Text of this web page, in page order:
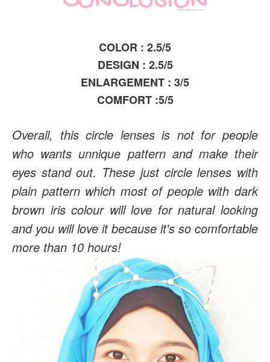
COLOR : 2.5/5
DESIGN : 2.5/5
ENLARGEMENT : 3/5
COMFORT :5/5
Overall, this circle lenses is not for people
who wants unnique pattern and make their
eyes stand out. These just circle lenses with
plain pattern which most of people with dark
brown iris colour will love for natural looking
and you will love it because it's so comfortable
more than 10 hours!